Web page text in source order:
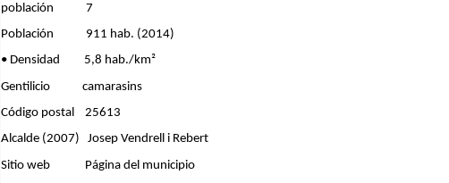
población 7
Población 911 hab. (2014)
• Densidad 5,8 hab./km²
Gentilicio camarasins
Código postal 25613
Alcalde (2007) Josep Vendrell i Rebert
Sitio web Página del municipio